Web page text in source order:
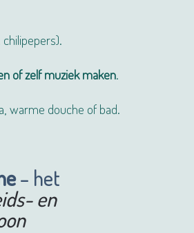
chilipepers).
of zelf muziek maken.
warme douche of bad.
– het
en